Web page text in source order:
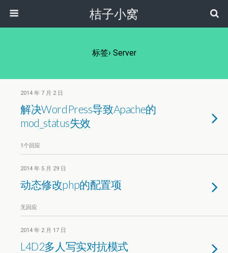
桔子小窝
标签› Server
2014 年 7 月 2 日
解决WordPress导致Apache的
mod_status失效
1个回应
2014 年 5 月 29 日
动态修改php的配置项
无回应
2014 年 2 月 17 日
L4D2多人写实对抗模式